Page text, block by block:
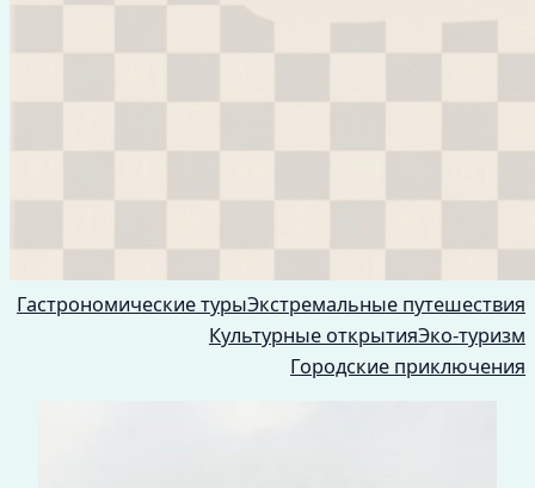
Гастрономические турыЭкстремальные путешествия
Культурные открытияЭко-туризм
Городские приключения